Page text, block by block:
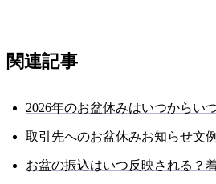
関連記事
2026年のお盆休みはいつからい
取引先へのお盆休みお知らせ文
お盆の振込はいつ反映される？